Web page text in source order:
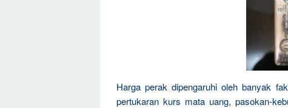
Harga perak dipengaruhi oleh banyak
pertukaran kurs mata uang, pasokan-